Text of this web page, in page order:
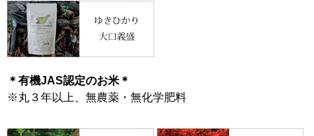
＊有機JAS認定のお米＊
※丸３年以上、無農薬・無化学肥料